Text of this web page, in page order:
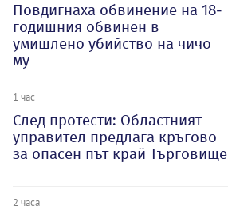
Повдигнаха обвинение на 18-
годишния обвинен в
умишлено убийство на чичо
му
1 час
След протести: Областният
управител предлага кръгово
за опасен път край Търговище
2 часа